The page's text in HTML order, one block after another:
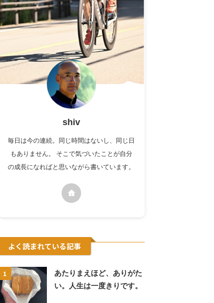
shiv
毎日は今の連続。同じ時間はないし、同じ日
もありません。 そこで気づいたことが自分
の成長になればと思いながら書いています。
よく読まれている記事
1
あたりまえほど、ありがた
い。人生は一度きりです。